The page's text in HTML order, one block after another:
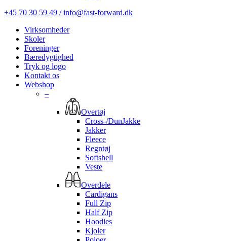
+45 70 30 59 49 / info@fast-forward.dk
Virksomheder
Skoler
Foreninger
Bæredygtighed
Tryk og logo
Kontakt os
Webshop
–
Overtøj
Cross-/DunJakke
Jakker
Fleece
Regntøj
Softshell
Veste
Overdele
Cardigans
Full Zip
Half Zip
Hoodies
Kjoler